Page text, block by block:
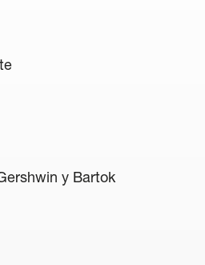
y Bartok